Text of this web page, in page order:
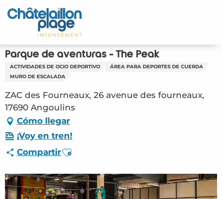
Aller
au
principal
Inicio – ES
Descubra
Actividades
Vivir
Citas
Su estancia - ES
(Angoulins) #2808537
Parque de aventuras - The Peak
ACTIVIDADES DE OCIO DEPORTIVO
ÁREA PARA DEPORTES DE CUERDA
MURO DE ESCALADA
ZAC des Fourneaux, 26 avenue des fourneaux,
17690 Angoulins
Cómo llegar
¡Voy en tren!
CompartirAjouter aux favoris